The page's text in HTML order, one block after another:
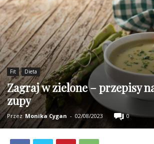
Fit Dieta
Zagraj w zielone – przepisy
zupy
Przez Monika Cygan - 02/08/2023 0